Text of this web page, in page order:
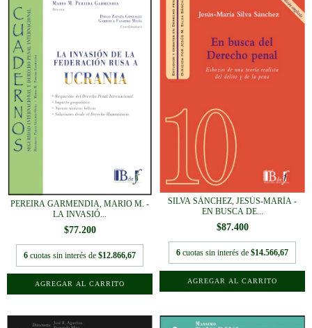
PEREIRA GARMENDIA, MARIO M. -
LA INVASIÓ...
$77.200
6 cuotas sin interés de $12.866,67
SILVA SÁNCHEZ, JESÚS-MARÍA -
EN BUSCA DE...
$87.400
6 cuotas sin interés de $14.566,67